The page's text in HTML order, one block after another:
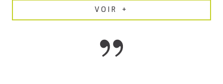
VOIR +